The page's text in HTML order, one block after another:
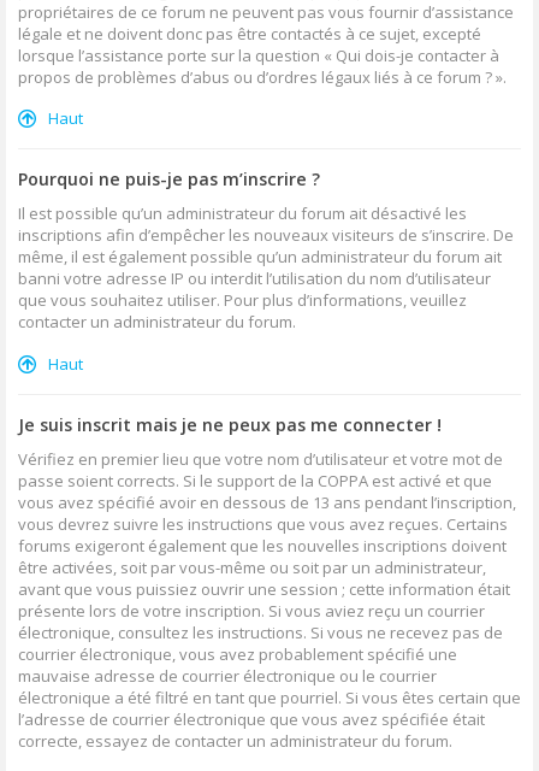
propriétaires de ce forum ne peuvent pas vous fournir d’assistance
légale et ne doivent donc pas être contactés à ce sujet, excepté
lorsque l’assistance porte sur la question « Qui dois-je contacter à
propos de problèmes d’abus ou d’ordres légaux liés à ce forum ? ».
Haut
Pourquoi ne puis-je pas m’inscrire ?
Il est possible qu’un administrateur du forum ait désactivé les
inscriptions afin d’empêcher les nouveaux visiteurs de s’inscrire. De
même, il est également possible qu’un administrateur du forum ait
banni votre adresse IP ou interdit l’utilisation du nom d’utilisateur
que vous souhaitez utiliser. Pour plus d’informations, veuillez
contacter un administrateur du forum.
Haut
Je suis inscrit mais je ne peux pas me connecter !
Vérifiez en premier lieu que votre nom d’utilisateur et votre mot de
passe soient corrects. Si le support de la COPPA est activé et que
vous avez spécifié avoir en dessous de 13 ans pendant l’inscription,
vous devrez suivre les instructions que vous avez reçues. Certains
forums exigeront également que les nouvelles inscriptions doivent
être activées, soit par vous-même ou soit par un administrateur,
avant que vous puissiez ouvrir une session ; cette information était
présente lors de votre inscription. Si vous aviez reçu un courrier
électronique, consultez les instructions. Si vous ne recevez pas de
courrier électronique, vous avez probablement spécifié une
mauvaise adresse de courrier électronique ou le courrier
électronique a été filtré en tant que pourriel. Si vous êtes certain que
l’adresse de courrier électronique que vous avez spécifiée était
correcte, essayez de contacter un administrateur du forum.